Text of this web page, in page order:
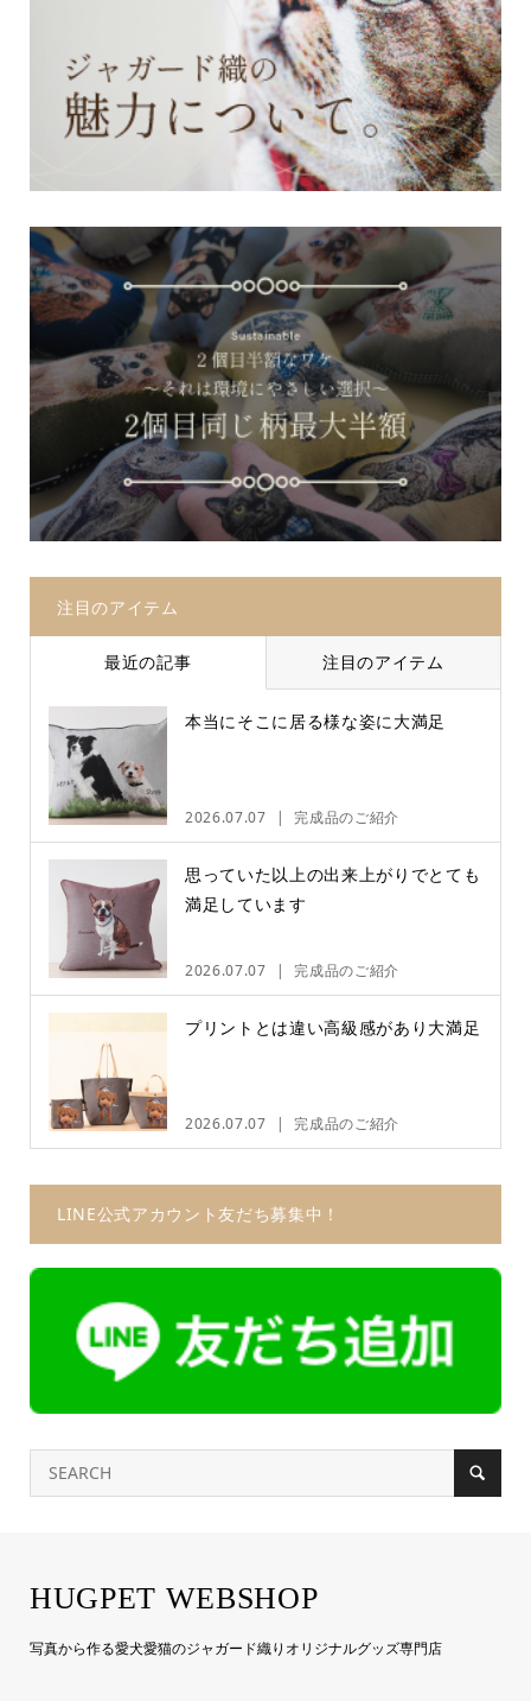
注目のアイテム
最近の記事 注目のアイテム
本当にそこに居る様な姿に大満足
2026.07.07 完成品のご紹介
思っていた以上の出来上がりでとても
満足しています
2026.07.07 完成品のご紹介
プリントとは違い高級感があり大満足
2026.07.07 完成品のご紹介
LINE公式アカウント友だち募集中！
HUGPET WEBSHOP
写真から作る愛犬愛猫のジャガード織りオリジナルグッズ専門店